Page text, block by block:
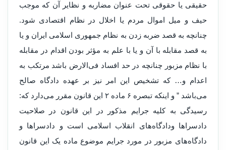
حقیقی یا حقوقی تحت عنوان مضاربه و نظایر آن که موجب
حیف و میل اموال مردم یا اخلال در نظام اقتصادی شود.
چنانچه به قصد ضربه زدن به نظام جمهوری اسلامی ایران و یا
به قصد مقابله با آن و یا با علم به مؤثر بودن اقدام در مقابله
با نظام مزبور چنانچه در حد افساد فی‌الارض باشد مرتکب به
اعدام و… که تشخیص این امر نیز بر عهده دادگاه صالح
می‌باشد ” و اینکه تبصره ۶ ماده ۲ این قانون مقرر می‌دارد که:
رسیدگی به کلیه جرایم مذکور در این قانون در صلاحیت
دادسراها ودادگاه‌های انقلاب اسلامی است و دادسراها و
دادگاه‌های مزبور در مورد جرایم موضوع ماده یک این قانون